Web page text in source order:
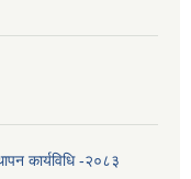
कार्यविधि -२०८३